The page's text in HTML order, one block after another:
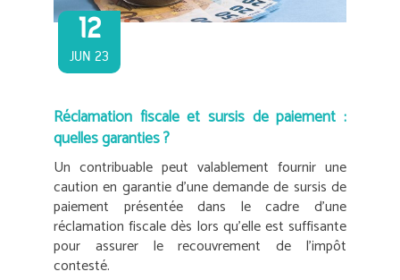
12
JUN 23
Réclamation fiscale et sursis de paiement :
quelles garanties ?
Un contribuable peut valablement fournir une
caution en garantie d’une demande de sursis de
paiement présentée dans le cadre d’une
réclamation fiscale dès lors qu’elle est suffisante
pour assurer le recouvrement de l’impôt
contesté.